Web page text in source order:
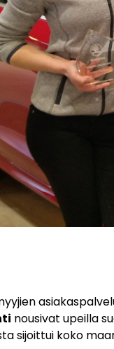
nousivat upeilla
sijoittui koko